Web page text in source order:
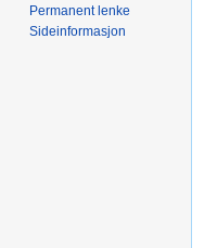
Permanent lenke
Sideinformasjon